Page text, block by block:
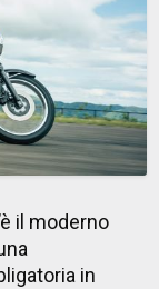
il moderno
in